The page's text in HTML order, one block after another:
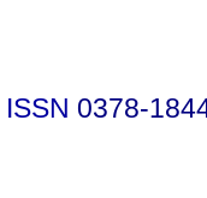
ISSN 0378-